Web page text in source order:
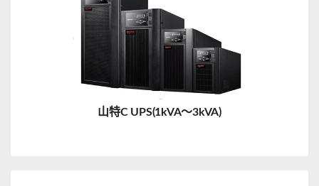
山特C UPS(1kVA～3kVA)